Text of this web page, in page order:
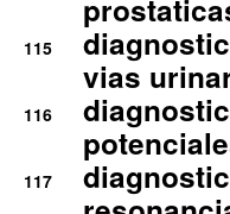
115
vias
116
117